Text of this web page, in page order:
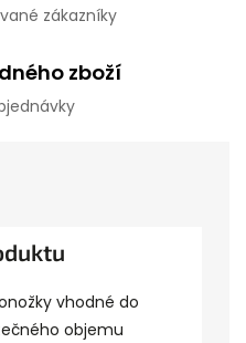
zákazníky
zboží
vhodné do
objemu